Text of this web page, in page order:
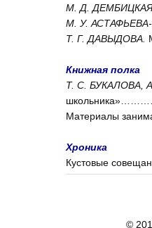
М. Д.
М. У.
Т. Г. ДАВЫДОВА.
Книжная полка
Т. С. БУКАЛОВА,
Материалы
Хроника
Кустовые
©